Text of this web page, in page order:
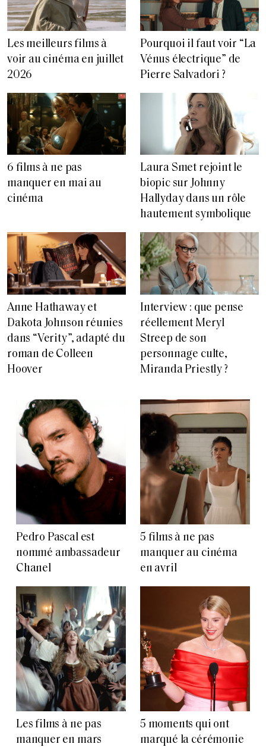
Les meilleurs films à
voir au cinéma en juillet
2026
Pourquoi il faut voir “La
Vénus électrique” de
Pierre Salvadori ?
6 films à ne pas
manquer en mai au
cinéma
Laura Smet rejoint le
biopic sur Johnny
Hallyday dans un rôle
hautement symbolique
Anne Hathaway et
Dakota Johnson réunies
dans “Verity”, adapté du
roman de Colleen
Hoover
Interview : que pense
réellement Meryl
Streep de son
personnage culte,
Miranda Priestly ?
Pedro Pascal est
nommé ambassadeur
Chanel
5 films à ne pas
manquer au cinéma
en avril
Les films à ne pas
manquer en mars
5 moments qui ont
marqué la cérémonie